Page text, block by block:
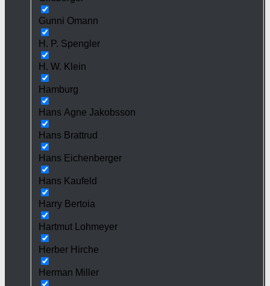
Gunni Omann
H. P. Spengler
H. W. Klein
Hamburg
Hans Agne Jakobsson
Hans Brattrud
Hans Eichenberger
Hans Kaufeld
Harry Bertoia
Hartmut Lohmeyer
Herber Hirche
Herman Miller